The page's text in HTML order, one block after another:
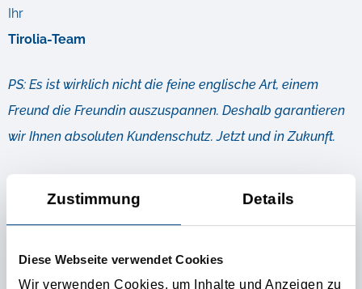
Zustimmung Details
Diese Webseite verwendet Cookies
Wir verwenden Cookies, um Inhalte und Anzeigen zu
Ihr
Tirolia-Team
PS: Es ist wirklich nicht die feine englische Art, einem
Freund die Freundin auszuspannen. Deshalb garantieren
wir Ihnen absoluten Kundenschutz. Jetzt und in Zukunft.
Weiterführende Infos
TRANSPORTWÜNSCHE!